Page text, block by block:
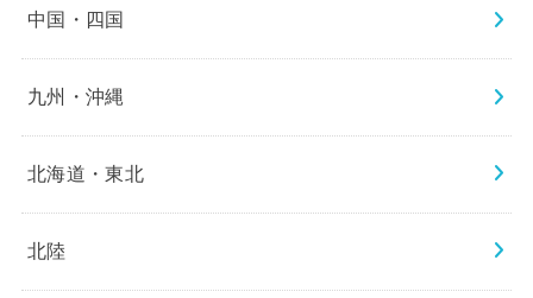
中国・四国
九州・沖縄
北海道・東北
北陸